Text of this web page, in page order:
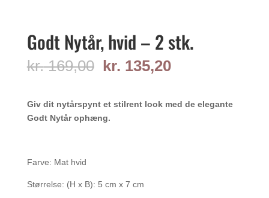
Godt Nytår, hvid – 2 stk.
kr.169,00 Den
oprindelige
var:
kr. 169,00.
kr. 135,20Den
er:
Giv dit nytårspynt et stilrent look med de elegante
Godt Nytår ophæng.
Farve: Mat hvid
Størrelse: (H x B): 5 cm x 7 cm